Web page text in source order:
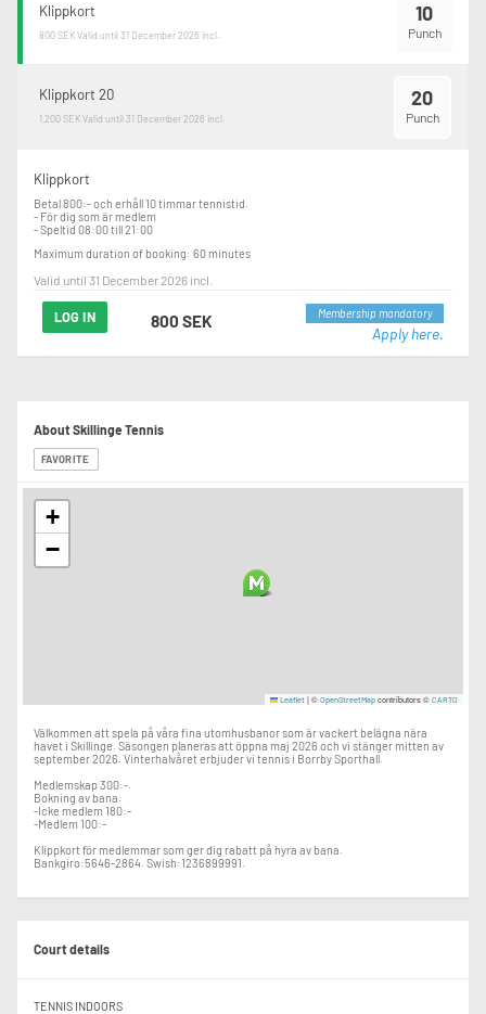
10
Punch
Klippkort
800 SEKValid until 31 December 2026 incl.
20
Punch
Klippkort 20
1,200 SEKValid until 31 December 2026 incl.
Klippkort
Betal 800:- och erhåll 10 timmar tennistid.
- För dig som är medlem
- Speltid 08:00 till 21:00
Maximum duration of booking: 60 minutes
Valid until 31 December 2026 incl.
LOG IN 800 SEK Membership mandatory
Apply here.
About Skillinge Tennis
FAVORITE
+
−
Leaflet |© OpenStreetMap contributors © CARTO
Välkommen att spela på våra fina utomhusbanor som är vackert belägna nära
havet i Skillinge. Säsongen planeras att öppna maj 2026 och vi stänger mitten av
september 2026. Vinterhalvåret erbjuder vi tennis i Borrby Sporthall.
Medlemskap 300:-.
Bokning av bana:
-Icke medlem 180:-
-Medlem 100:-
Klippkort för medlemmar som ger dig rabatt på hyra av bana.
Bankgiro:5646-2864. Swish:1236899991.
Court details
TENNIS INDOORS